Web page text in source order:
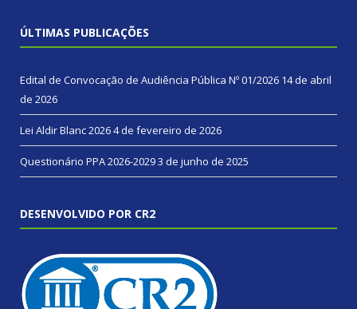
ÚLTIMAS PUBLICAÇÕES
Edital de Convocação de Audiência Pública Nº 01/2026 14 de abril
de 2026
Lei Aldir Blanc 20264 de fevereiro de 2026
Questionário PPA 2026-20293 de junho de 2025
DESENVOLVIDO POR CR2